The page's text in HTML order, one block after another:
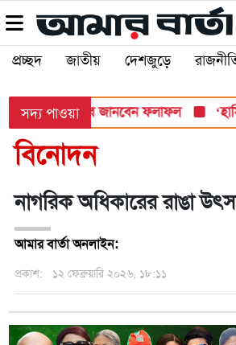
প্রচ্ছদ জাতীয় দেশজুড়ে
সদ্য পাওয়া
যেভাবে জানবেন ফলাফল
বিনোদন
নাগরিক অধিকারের রাঙা
আমার বার্তা অনলাইন:
প্রকাশ: ১২ ফেব্রুয়ারি ২০২৬, ১৮:১১